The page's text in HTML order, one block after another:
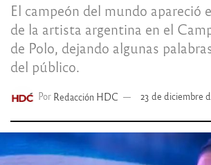
El campeón del mundo apareció
de la artista argentina en el
de Polo, dejando algunas
del público.
Por Redacción HDC 23 de diciembre